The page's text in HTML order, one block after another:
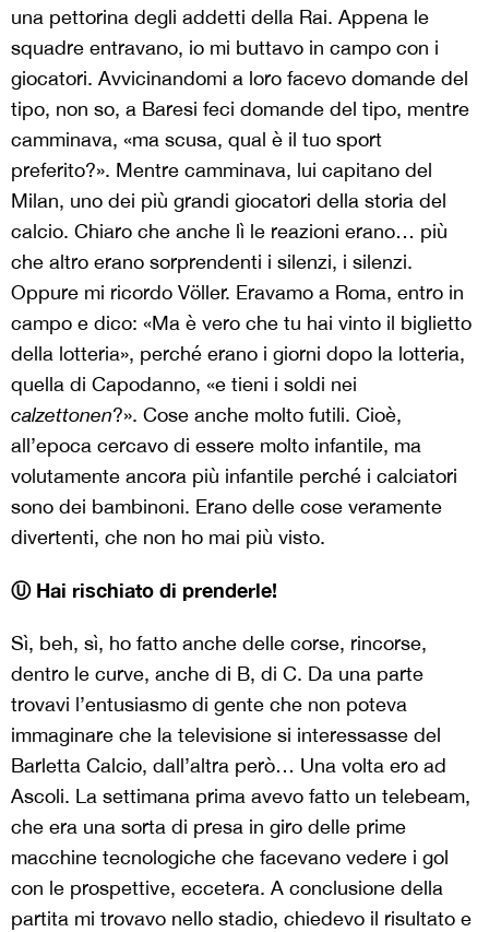
una pettorina degli addetti della Rai. Appena le
squadre entravano, io mi buttavo in campo con i
giocatori. Avvicinandomi a loro facevo domande del
tipo, non so, a Baresi feci domande del tipo, mentre
camminava, «ma scusa, qual è il tuo sport
preferito?». Mentre camminava, lui capitano del
Milan, uno dei più grandi giocatori della storia del
calcio. Chiaro che anche lì le reazioni erano… più
che altro erano sorprendenti i silenzi, i silenzi.
Oppure mi ricordo Völler. Eravamo a Roma, entro in
campo e dico: «Ma è vero che tu hai vinto il biglietto
della lotteria», perché erano i giorni dopo la lotteria,
quella di Capodanno, «e tieni i soldi nei
calzettonen?». Cose anche molto futili. Cioè,
all’epoca cercavo di essere molto infantile, ma
volutamente ancora più infantile perché i calciatori
sono dei bambinoni. Erano delle cose veramente
divertenti, che non ho mai più visto.
Ⓤ Hai rischiato di prenderle!
Sì, beh, sì, ho fatto anche delle corse, rincorse,
dentro le curve, anche di B, di C. Da una parte
trovavi l’entusiasmo di gente che non poteva
immaginare che la televisione si interessasse del
Barletta Calcio, dall’altra però… Una volta ero ad
Ascoli. La settimana prima avevo fatto un telebeam,
che era una sorta di presa in giro delle prime
macchine tecnologiche che facevano vedere i gol
con le prospettive, eccetera. A conclusione della
partita mi trovavo nello stadio, chiedevo il risultato e